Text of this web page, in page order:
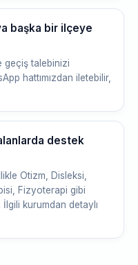
başka bir ilçeye
geçiş talebinizi
hattımızdan iletebilir,
destek
Otizm, Disleksi,
Fizyoterapi gibi
kurumdan detaylı